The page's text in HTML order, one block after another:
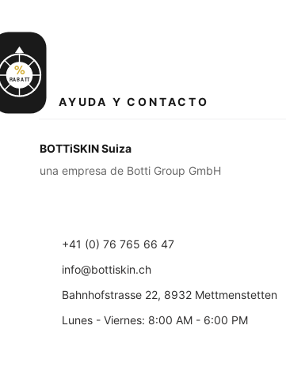
%
RABATT
AYUDA Y CONTACTO
BOTTiSKIN Suiza
una empresa de Botti Group GmbH
+41 (0) 76 765 66 47
info@bottiskin.ch
Bahnhofstrasse 22, 8932 Mettmenstetten
Lunes - Viernes: 8:00 AM - 6:00 PM